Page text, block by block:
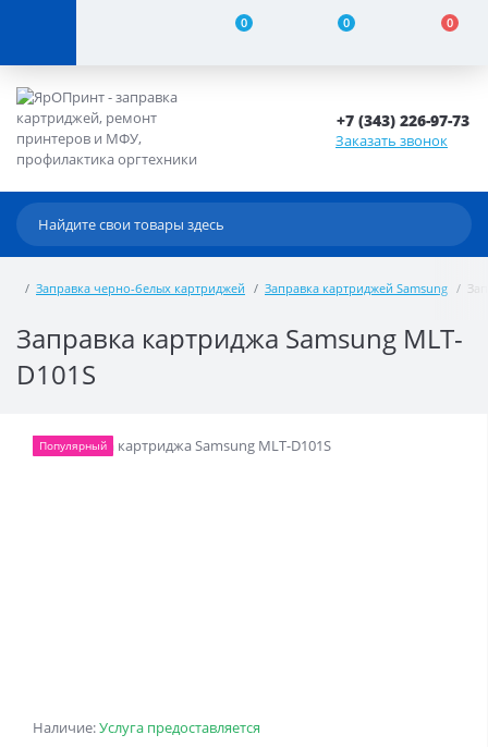
0 0 0
+7 (343) 226-97-73
Заказать звонок
Заправка черно-белых картриджей Заправка картриджей Samsung
Заправка картриджа Samsung MLT-
D101S
Наличие:Услуга предоставляется
Популярный